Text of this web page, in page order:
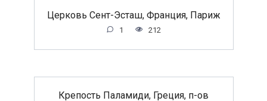
Церковь Сент-Эсташ, Франция, Париж
1 212
Крепость Паламиди, Греция, п-ов